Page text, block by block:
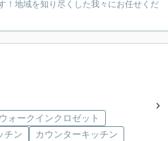
！地域を知り尽くした我々にお任せくだ
ウォークインクロゼット
チン
カウンターキッチン